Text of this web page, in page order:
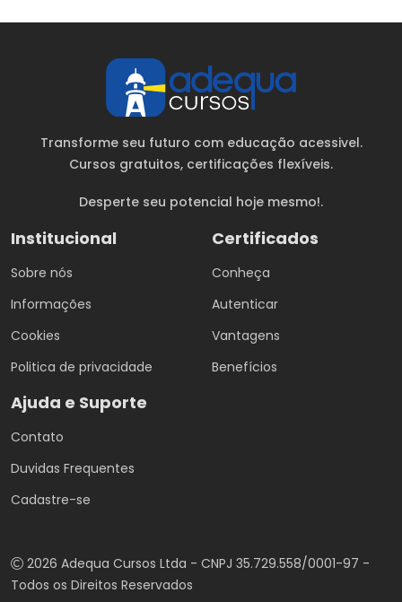
Transforme seu futuro com educação acessivel.
Cursos gratuitos, certificações flexíveis.
Desperte seu potencial hoje mesmo!.
Institucional
Sobre nós
Informações
Cookies
Politica de privacidade
Certificados
Conheça
Autenticar
Vantagens
Benefícios
Ajuda e Suporte
Contato
Duvidas Frequentes
Cadastre-se
2026 Adequa Cursos Ltda - CNPJ 35.729.558/0001-97 -
Todos os Direitos Reservados